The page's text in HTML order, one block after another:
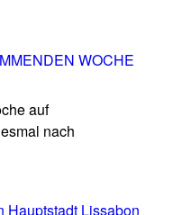
WOCHE
auf
nach